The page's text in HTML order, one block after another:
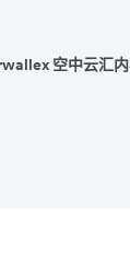
空中云汇